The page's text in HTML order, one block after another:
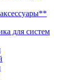
для систем